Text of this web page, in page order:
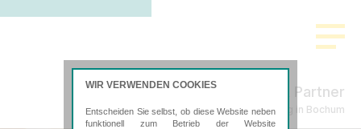
Scholz & Partner
Steuerberatung in Bochum
WIR VERWENDEN COOKIES
Entscheiden Sie selbst, ob diese Website neben
funktionell zum Betrieb der Website